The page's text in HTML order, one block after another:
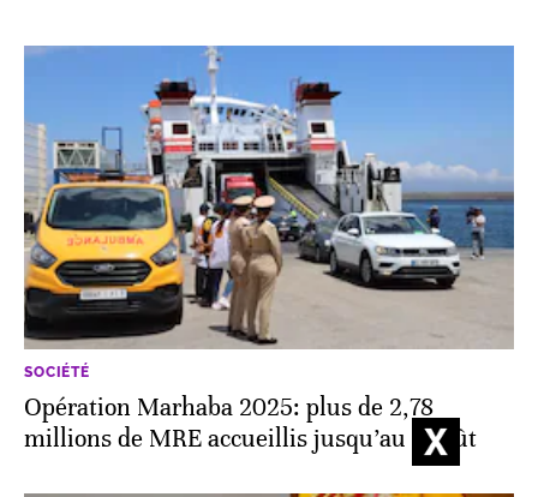
SOCIÉTÉ
Opération Marhaba 2025: plus de 2,78
millions de MRE accueillis jusqu’au 4 août